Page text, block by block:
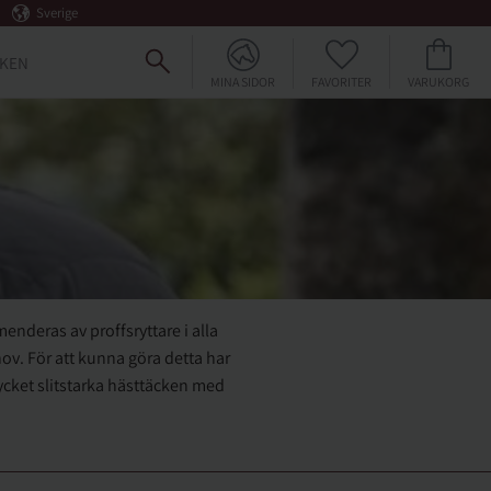
Sverige
MINA SIDOR
FAVORITERKUNDVAGN
av proffsryttare i alla
För att kunna göra detta har
slitstarka hästtäcken med